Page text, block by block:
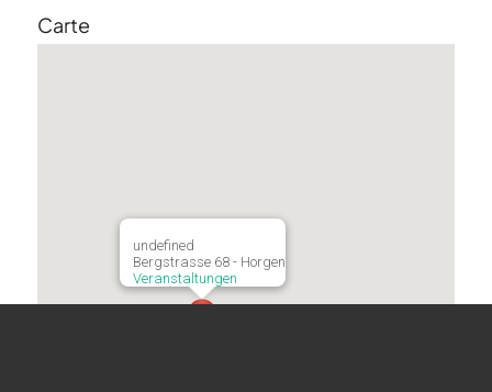
Carte
undefined
Bergstrasse 68 - Horgen
Veranstaltungen